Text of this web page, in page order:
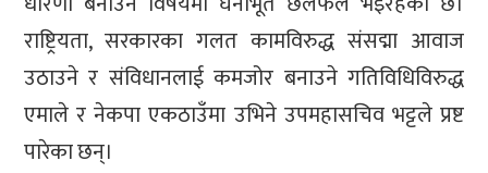
राष्ट्रियता, सरकारका गलत कामविरुद्ध संसद्मा आवाज
उठाउने र संविधानलाई कमजोर बनाउने गतिविधिविरुद्ध
एमाले र नेकपा एकठाउँमा उभिने उपमहासचिव भट्टले प्रष्ट
पारेका छन्।